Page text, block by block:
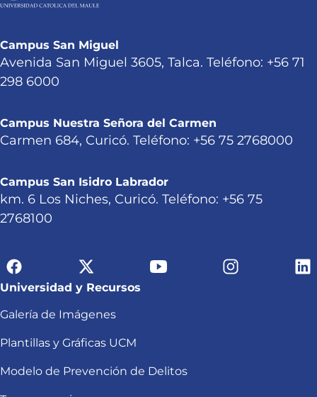
Campus San Miguel
Avenida San Miguel 3605, Talca. Teléfono: +56 71
298 6000
Campus Nuestra Señora del Carmen
Carmen 684, Curicó. Teléfono: +56 75 2768000
Campus San Isidro Labrador
km. 6 Los Niches, Curicó. Teléfono: +56 75
2768100
Universidad y Recursos
Galería de Imágenes
Plantillas y Gráficas UCM
Modelo de Prevención de Delitos